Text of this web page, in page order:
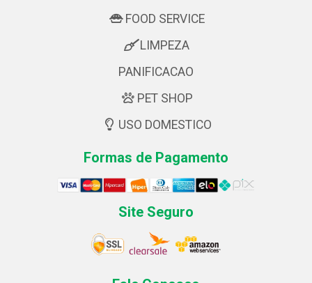
FOOD SERVICE
LIMPEZA
PANIFICACAO
PET SHOP
USO DOMESTICO
Formas de Pagamento
Site Seguro